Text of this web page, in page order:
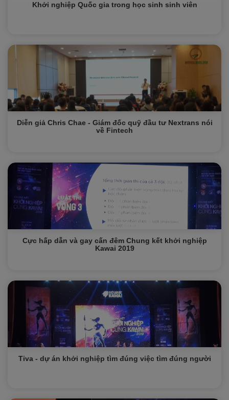
Khởi nghiệp Quốc gia trong học sinh sinh viên
Diễn giả Chris Chae - Giám đốc quỹ đầu tư Nextrans nói
về Fintech
Cực hấp dẫn và gay cấn đêm Chung kết khởi nghiệp
Kawai 2019
Tiva - dự án khởi nghiệp tìm đúng việc tìm đúng người